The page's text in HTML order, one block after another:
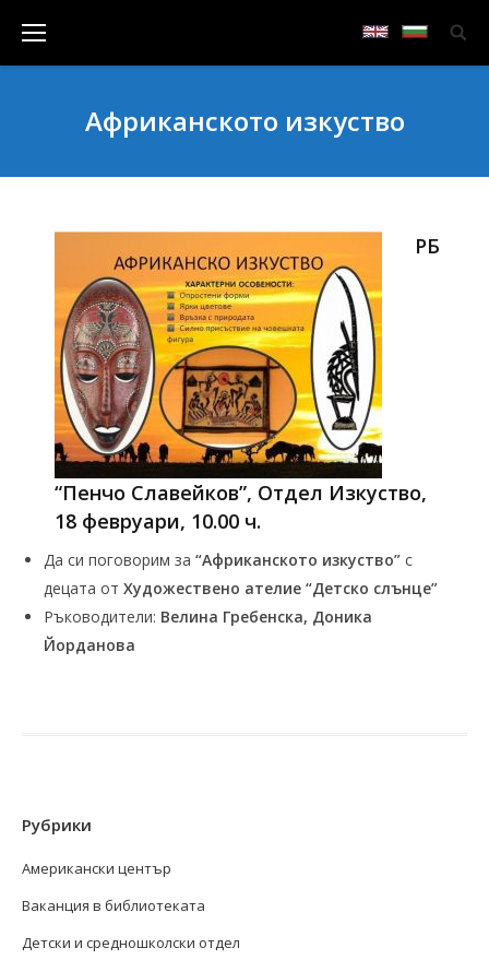
Африканското изкуство
РБ
“Пенчо Славейков”, Отдел Изкуство,
18 февруари, 10.00 ч.
Да си поговорим за “Африканското изкуство” с
децата от Художествено ателие “Детско слънце”
Ръководители: Велина Гребенска, Доника
Йорданова
Рубрики
Американски център
Ваканция в библиотеката
Детски и средношколски отдел